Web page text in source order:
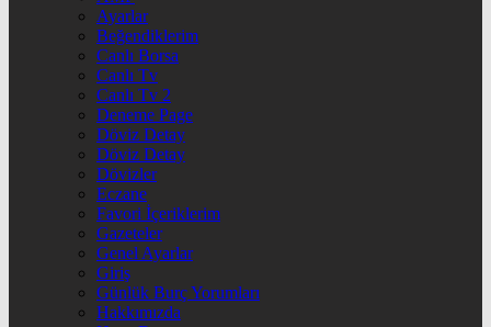
Ayarlar
Beğendiklerim
Canlı Borsa
Canlı Tv
Canlı Tv 2
Deneme Page
Döviz Detay
Döviz Detay
Dövizler
Eczane
Favori İçeriklerim
Gazeteler
Genel Ayarlar
Giriş
Günlük Burç Yorumları
Hakkımızda